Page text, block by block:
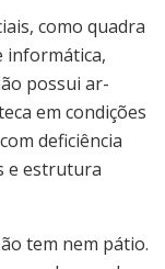
como quadra
informática,
possui ar-
em condições
deficiência
e estrutura
tem nem pátio.